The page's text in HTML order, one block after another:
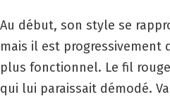
Au début, son style se
mais il est progressivement
plus fonctionnel. Le fil
qui lui paraissait démodé.